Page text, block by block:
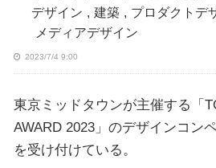
デザイン , 建築 , プロダクトデ
メディアデザイン
2023/7/4 9:00
東京ミッドタウンが主催する「
AWARD 2023」のデザインコン
を受け付けている。